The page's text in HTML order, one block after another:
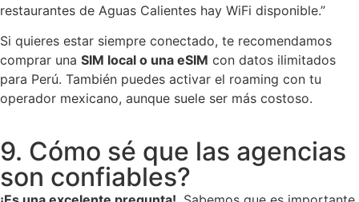
restaurantes de Aguas Calientes hay WiFi disponible.”
Si quieres estar siempre conectado, te recomendamos
comprar una SIM local o una eSIM con datos ilimitados
para Perú. También puedes activar el roaming con tu
operador mexicano, aunque suele ser más costoso.
9. Cómo sé que las agencias
son confiables?